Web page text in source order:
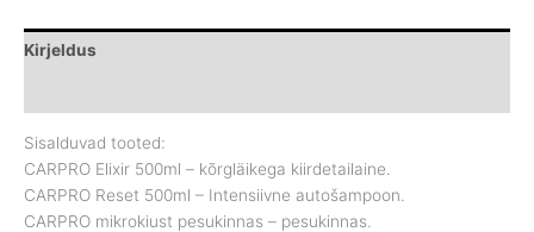
Kirjeldus
Sisalduvad tooted:
CARPRO Elixir 500ml – kõrgläikega kiirdetailaine.
CARPRO Reset 500ml – Intensiivne autošampoon.
CARPRO mikrokiust pesukinnas – pesukinnas.